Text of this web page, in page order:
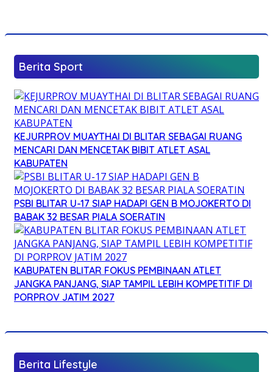
Berita Sport
KEJURPROV MUAYTHAI DI BLITAR SEBAGAI RUANG
MENCARI DAN MENCETAK BIBIT ATLET ASAL
KABUPATEN
PSBI BLITAR U-17 SIAP HADAPI GEN B MOJOKERTO DI
BABAK 32 BESAR PIALA SOERATIN
KABUPATEN BLITAR FOKUS PEMBINAAN ATLET
JANGKA PANJANG, SIAP TAMPIL LEBIH KOMPETITIF DI
PORPROV JATIM 2027
Berita Lifestyle